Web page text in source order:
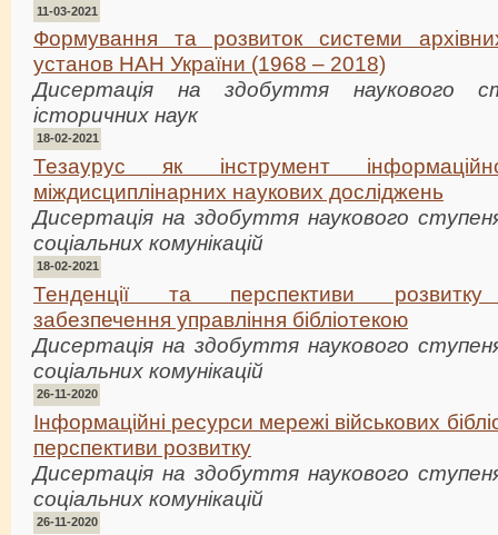
11-03-2021
Формування та розвиток системи
установ НАН України (1968 – 2018)
Дисертація на здобуття наукового
історичних наук
18-02-2021
Тезаурус як інструмент
міждисциплінарних наукових досліджень
Дисертація на здобуття наукового
соціальних комунікацій
18-02-2021
Тенденції та перспективи розвитку
забезпечення управління бібліотекою
Дисертація на здобуття наукового
соціальних комунікацій
26-11-2020
Інформаційні ресурси мережі військових
перспективи розвитку
Дисертація на здобуття наукового
соціальних комунікацій
26-11-2020